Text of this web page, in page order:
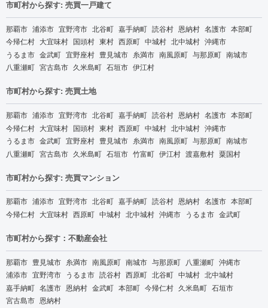
市町村から探す: 売買一戸建て
那覇市 浦添市 宜野湾市 北谷町 嘉手納町 読谷村 恩納村 名護市 本部町
今帰仁村 大宜味村 国頭村 東村 西原町 中城村 北中城村 沖縄市
うるま市 金武町 宜野座村 豊見城市 糸満市 南風原町 与那原町 南城市
八重瀬町 宮古島市 久米島町 石垣市 伊江村
市町村から探す: 売買土地
那覇市 浦添市 宜野湾市 北谷町 嘉手納町 読谷村 恩納村 名護市 本部町
今帰仁村 大宜味村 国頭村 東村 西原町 中城村 北中城村 沖縄市
うるま市 金武町 宜野座村 豊見城市 糸満市 南風原町 与那原町 南城市
八重瀬町 宮古島市 久米島町 石垣市 竹富町 伊江村 渡嘉敷村 粟国村
市町村から探す: 売買マンション
那覇市 浦添市 宜野湾市 北谷町 嘉手納町 読谷村 恩納村 名護市 本部町
今帰仁村 大宜味村 西原町 中城村 北中城村 沖縄市 うるま市 金武町
市町村から探す：不動産会社
那覇市 豊見城市 糸満市 南風原町 南城市 与那原町 八重瀬町 沖縄市
浦添市 宜野湾市 うるま市 読谷村 西原町 北谷町 中城村 北中城村
嘉手納町 名護市 恩納村 金武町 本部町 今帰仁村 久米島町 石垣市
宮古島市 恩納村